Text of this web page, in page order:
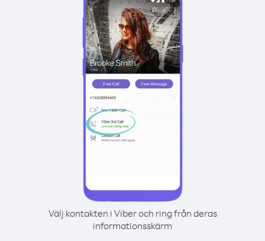
Välj kontakten i Viber och ring från deras
informationsskärm